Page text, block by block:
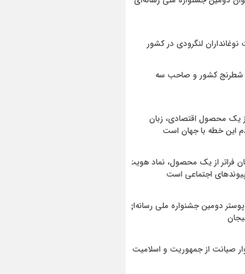
لنگرودی در کشور
شطرنج کشور و صاحب سه
یک محصول اقتصادی، زبان
این خطه با جهان است
فراتر از یک محصول، نماد هویت
اجتماعی است
پوستر دومین جشنواره ملی رسانه‌ای
صیانت از جمهوریت و اسلامیت